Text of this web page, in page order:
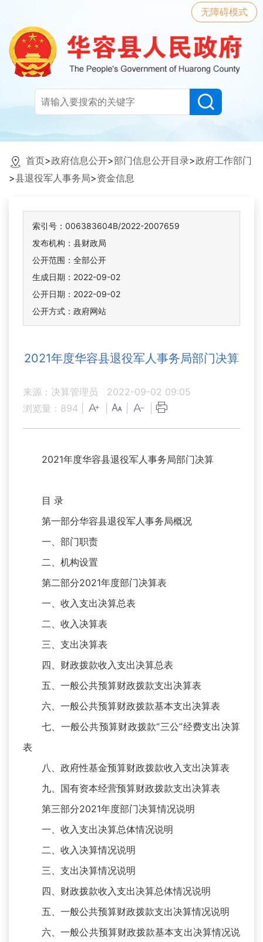
无障碍模式
首页>政府信息公开>部门信息公开目录>政府工作部门
>县退役军人事务局>资金信息
索引号：006383604B/2022-2007659
发布机构：县财政局
公开范围：全部公开
生成日期：2022-09-02
公开日期：2022-09-02
公开方式：政府网站
2021年度华容县退役军人事务局部门决算
来源：决算管理员
2022-09-02 09:05
浏览量： 894
2021年度华容县退役军人事务局部门决算
目 录
第一部分华容县退役军人事务局概况
一、部门职责
二、机构设置
第二部分2021年度部门决算表
一、收入支出决算总表
二、收入决算表
三、支出决算表
四、财政拨款收入支出决算总表
五、一般公共预算财政拨款支出决算表
六、一般公共预算财政拨款基本支出决算表
七、一般公共预算财政拨款“三公”经费支出决算
表
八、政府性基金预算财政拨款收入支出决算表
九、国有资本经营预算财政拨款支出决算表
第三部分2021年度部门决算情况说明
一、收入支出决算总体情况说明
二、收入决算情况说明
三、支出决算情况说明
四、财政拨款收入支出决算总体情况说明
五、一般公共预算财政拨款支出决算情况说明
六、一般公共预算财政拨款基本支出决算情况说